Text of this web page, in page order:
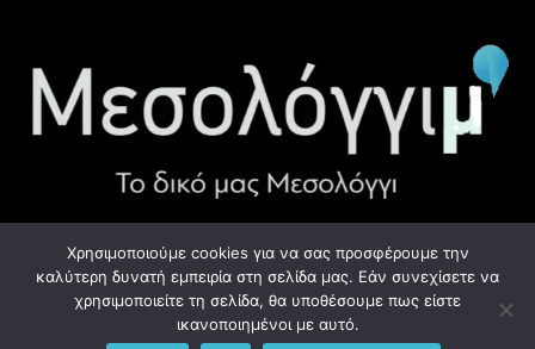
ΧΡΉΣΙΜΑ LINK
Προσωπικά Δεδομένα - GDPR
Χρησιμοποιούμε cookies για να σας προσφέρουμε την
καλύτερη δυνατή εμπειρία στη σελίδα μας. Εάν συνεχίσετε να
χρησιμοποιείτε τη σελίδα, θα υποθέσουμε πως είστε
ικανοποιημένοι με αυτό.